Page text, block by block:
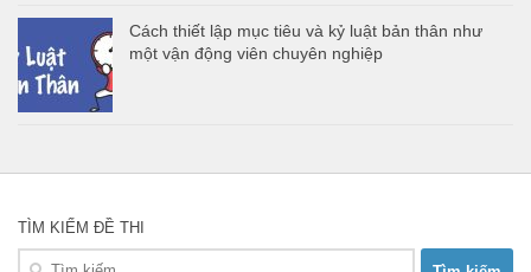
Cách thiết lập mục tiêu và kỷ luật bản thân như
một vận động viên chuyên nghiệp
TÌM KIẾM ĐỀ THI
Tìm